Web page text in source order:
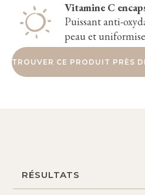
Vitamine C
Puissant anti-
peau et
TROUVER CE PRODUIT PRÈS
RÉSULTATS